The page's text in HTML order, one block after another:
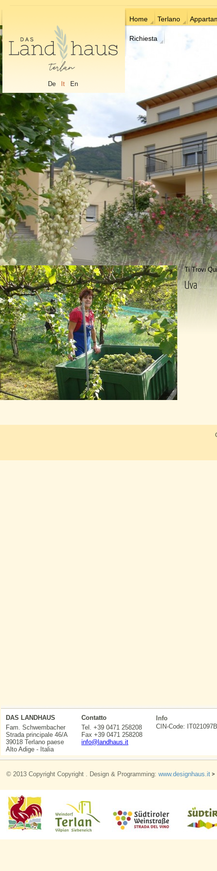
De It En
Home Terlano
Richiesta
Ti Trovi
Uva
DAS LANDHAUS
Fam. Schwembacher
Strada principale 46/A
39018 Terlano paese
Alto Adige - Italia
Contatto
Tel. +39 0471 258208
Fax +39 0471 258208
info@landhaus.it
Info
CIN-Code:
© 2013 Copyright Copyright . Design & Programming: www.designhaus.it